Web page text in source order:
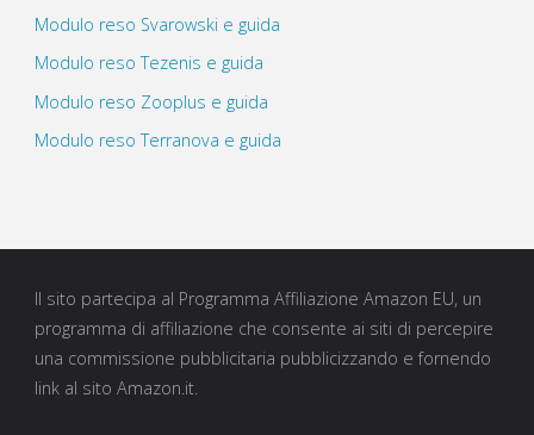
Modulo reso Svarowski e guida
Modulo reso Tezenis e guida
Modulo reso Zooplus e guida
Modulo reso Terranova e guida
Il sito partecipa al Programma Affiliazione Amazon EU, un
programma di affiliazione che consente ai siti di percepire
una commissione pubblicitaria pubblicizzando e fornendo
link al sito Amazon.it.